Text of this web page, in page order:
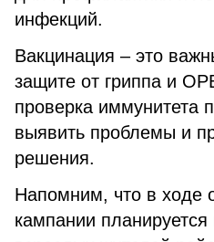
инфекций.
Вакцинация – это
защите от гриппа и
проверка иммунитета
выявить проблемы и
решения.
Напомним, что в ходе
кампании